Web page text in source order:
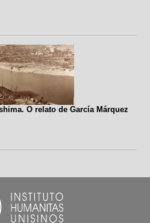
O relato de García Márquez